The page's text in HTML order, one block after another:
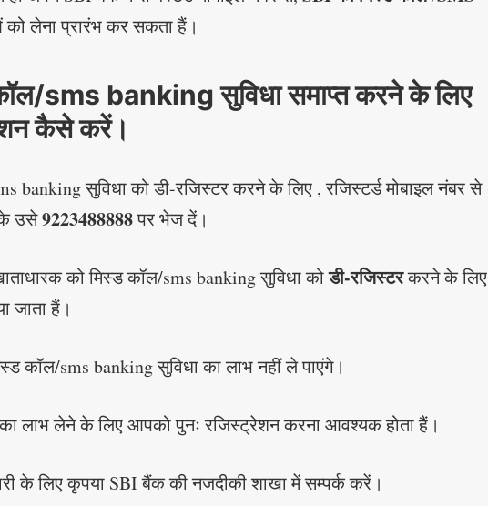
लेना प्रारंभ कर सकता हैं।
sms banking सुविधा समाप्त करने के लिए
कैसे करें।
banking सुविधा को डी-रजिस्टर करने के लिए , रजिस्टर्ड मोबाइल नंबर से
उसे9223488888पर भेज दें।
को मिस्ड कॉल/sms banking सुविधा कोडी-रजिस्टरकरने के लिए
जाता हैं।
कॉल/sms banking सुविधा का लाभ नहीं ले पाएंगे।
लाभ लेने के लिए आपको पुनः रजिस्ट्रेशन करना आवश्यक होता हैं।
के लिए कृपया SBI बैंक की नजदीकी शाखा में सम्पर्क करें।